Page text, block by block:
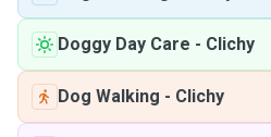
Doggy Day Care - Clichy
Dog Walking - Clichy